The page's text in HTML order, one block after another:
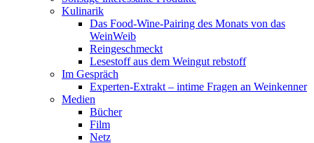
Kulinarik
Das Food-Wine-Pairing des Monats von das
WeinWeib
Reingeschmeckt
Lesestoff aus dem Weingut rebstoff
Im Gespräch
Experten-Extrakt – intime Fragen an Weinkenner
Medien
Bücher
Film
Netz